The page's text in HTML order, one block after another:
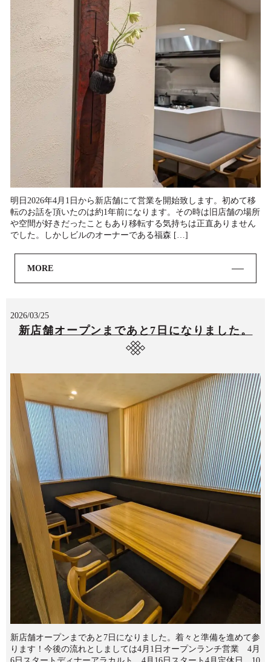
明日2026年4月1日から新店舗にて営業を開始致します。初めて移
転のお話を頂いたのは約1年前になります。その時は旧店舗の場所
や空間が好きだったこともあり移転する気持ちは正直ありません
でした。しかしビルのオーナーである福森 […]
MORE
2026/03/25
新店舗オープンまであと7日になりました。
新店舗オープンまであと7日になりました。着々と準備を進めて参
ります！今後の流れとしましては4月1日オープンランチ営業 4月
6日スタートディナーアラカルト 4月16日スタート4月定休日 10